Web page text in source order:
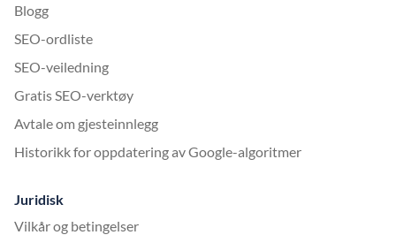
Blogg
SEO-ordliste
SEO-veiledning
Gratis SEO-verktøy
Avtale om gjesteinnlegg
Historikk for oppdatering av Google-algoritmer
Juridisk
Vilkår og betingelser